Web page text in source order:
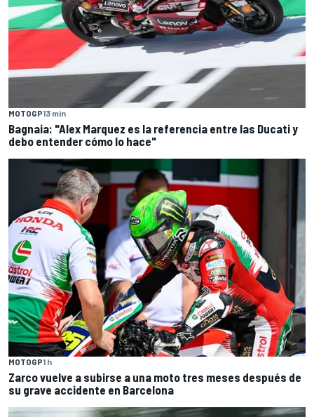
MOTOGP13 min
Bagnaia: "Alex Marquez es la referencia entre las Ducati y
debo entender cómo lo hace"
MOTOGP1 h
Zarco vuelve a subirse a una moto tres meses después de
su grave accidente en Barcelona